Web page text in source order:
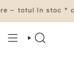
la
conținut
– totul în stoc *
CĂUTARE